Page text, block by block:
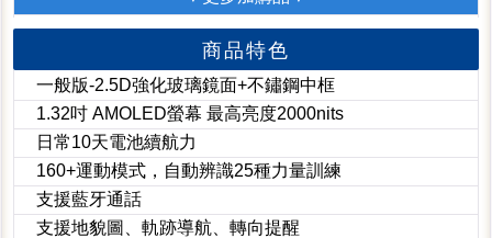
商品特色
一般版-2.5D強化玻璃鏡面+不鏽鋼中框
1.32吋 AMOLED螢幕 最高亮度2000nits
日常10天電池續航力
160+運動模式，自動辨識25種力量訓練
支援藍牙通話
支援地貌圖、軌跡導航、轉向提醒